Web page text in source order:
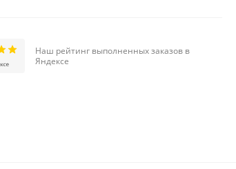
Наш рейтинг выполненных заказов в
Яндексе